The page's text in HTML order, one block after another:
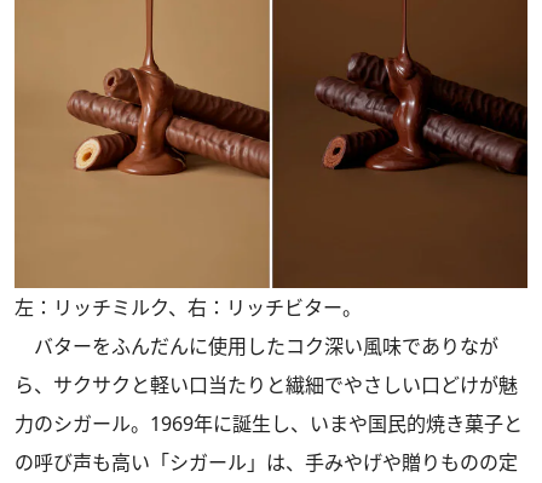
左：リッチミルク、右：リッチビター。
バターをふんだんに使用したコク深い風味でありなが
ら、サクサクと軽い口当たりと繊細でやさしい口どけが魅
力のシガール。1969年に誕生し、いまや国民的焼き菓子と
の呼び声も高い「シガール」は、手みやげや贈りものの定